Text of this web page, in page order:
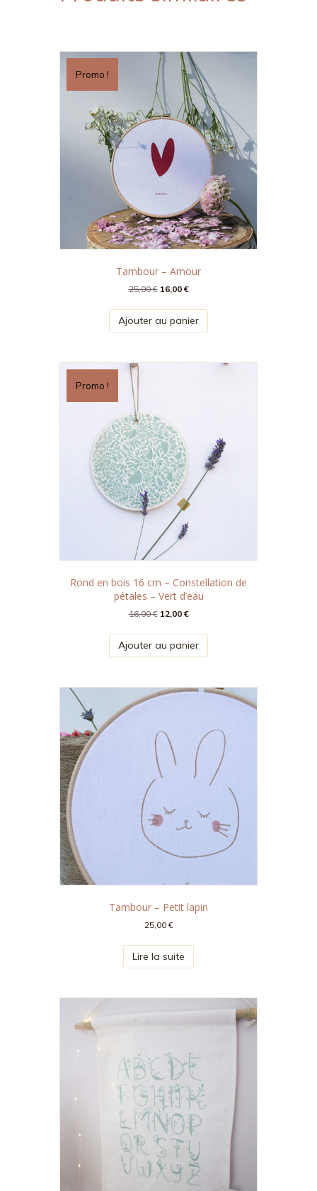
Promo !
Tambour – Amour
25,00€ Le
initial
était :
16,00 €Le
actuel
est :
Ajouter au panier
Promo !
Rond en bois 16 cm – Constellation de
pétales – Vert d’eau
16,00€ Le
initial
était :
12,00 €Le
actuel
est :
Ajouter au panier
Tambour – Petit lapin
25,00€
Lire la suite